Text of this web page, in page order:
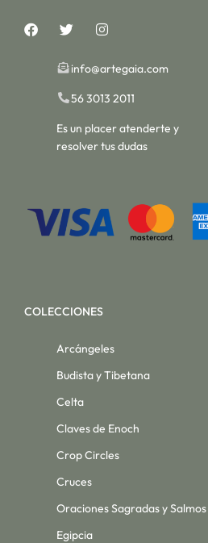
info@artegaia.com
56 3013 2011
Es un placer atenderte y
resolver tus dudas
COLECCIONES
Arcángeles
Budista y Tibetana
Celta
Claves de Enoch
Crop Circles
Cruces
Oraciones Sagradas y Salmos
Egipcia